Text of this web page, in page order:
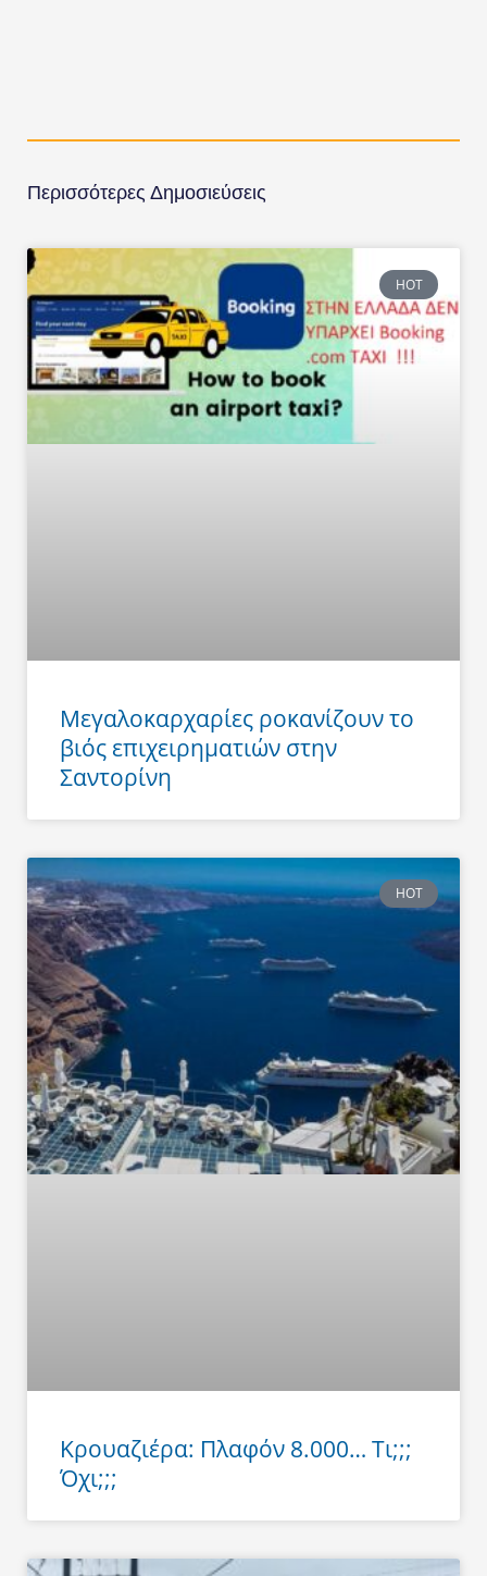
Περισσότερες Δημοσιεύσεις
HOT
Μεγαλοκαρχαρίες ροκανίζουν το
βιός επιχειρηματιών στην
Σαντορίνη
HOT
Κρουαζιέρα: Πλαφόν 8.000… Τι;;;
Όχι;;;